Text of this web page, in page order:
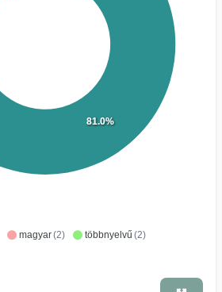
magyar(2) többnyelvű (2)
81.0%